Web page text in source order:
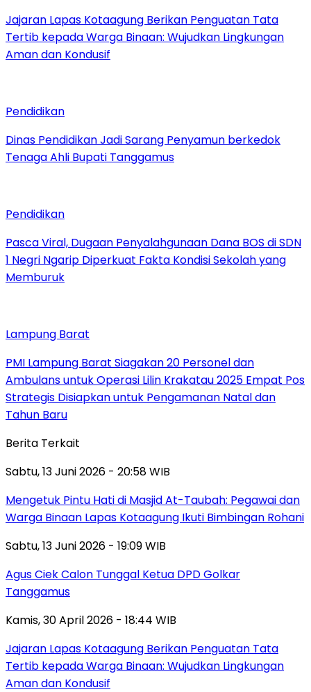
Jajaran Lapas Kotaagung Berikan Penguatan Tata
Tertib kepada Warga Binaan: Wujudkan Lingkungan
Aman dan Kondusif
Pendidikan
Dinas Pendidikan Jadi Sarang Penyamun berkedok
Tenaga Ahli Bupati Tanggamus
Pendidikan
Pasca Viral, Dugaan Penyalahgunaan Dana BOS di SDN
1 Negri Ngarip Diperkuat Fakta Kondisi Sekolah yang
Memburuk
Lampung Barat
PMI Lampung Barat Siagakan 20 Personel dan
Ambulans untuk Operasi Lilin Krakatau 2025 Empat Pos
Strategis Disiapkan untuk Pengamanan Natal dan
Tahun Baru
Berita Terkait
Sabtu, 13 Juni 2026 - 20:58 WIB
Mengetuk Pintu Hati di Masjid At-Taubah: Pegawai dan
Warga Binaan Lapas Kotaagung Ikuti Bimbingan Rohani
Sabtu, 13 Juni 2026 - 19:09 WIB
Agus Ciek Calon Tunggal Ketua DPD Golkar
Tanggamus
Kamis, 30 April 2026 - 18:44 WIB
Jajaran Lapas Kotaagung Berikan Penguatan Tata
Tertib kepada Warga Binaan: Wujudkan Lingkungan
Aman dan Kondusif